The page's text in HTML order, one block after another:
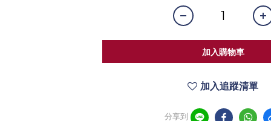
加入購物車
加入追蹤清單
分享到